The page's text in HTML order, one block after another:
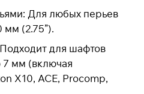
Для любых перьев
мм (2.75”).
для шафтов
мм (включая
X10, ACE, Procomp,